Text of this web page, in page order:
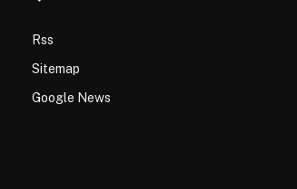
Rss
Sitemap
Google News